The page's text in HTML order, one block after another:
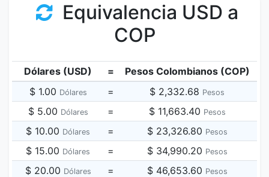
Equivalencia USD a
COP
Dólares (USD) =
Pesos Colombianos (COP)
$ 1.00 Dólares = $ 2,332.68 Pesos
$ 5.00 Dólares = $ 11,663.40 Pesos
$ 10.00 Dólares = $ 23,326.80 Pesos
$ 15.00 Dólares = $ 34,990.20 Pesos
$ 20.00 Dólares = $ 46,653.60 Pesos